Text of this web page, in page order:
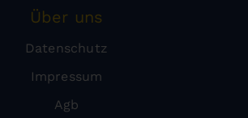
Über uns
Datenschutz
Impressum
Agb